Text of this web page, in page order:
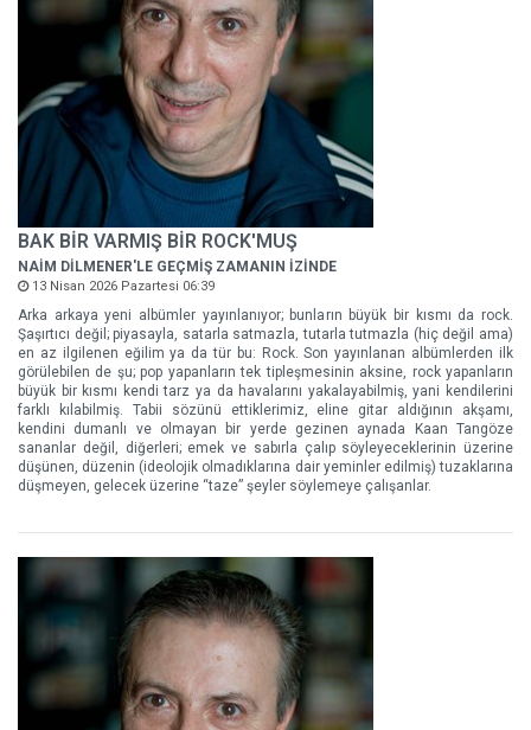
BAK BİR VARMIŞ BİR ROCK'MUŞ
NAİM DİLMENER'LE GEÇMİŞ ZAMANIN İZİNDE
13 Nisan 2026 Pazartesi 06:39
Arka arkaya yeni albümler yayınlanıyor; bunların büyük bir kısmı da rock.
Şaşırtıcı değil; piyasayla, satarla satmazla, tutarla tutmazla (hiç değil ama)
en az ilgilenen eğilim ya da tür bu: Rock. Son yayınlanan albümlerden ilk
görülebilen de şu; pop yapanların tek tipleşmesinin aksine, rock yapanların
büyük bir kısmı kendi tarz ya da havalarını yakalayabilmiş, yani kendilerini
farklı kılabilmiş. Tabii sözünü ettiklerimiz, eline gitar aldığının akşamı,
kendini dumanlı ve olmayan bir yerde gezinen aynada Kaan Tangöze
sananlar değil, diğerleri; emek ve sabırla çalıp söyleyeceklerinin üzerine
düşünen, düzenin (ideolojik olmadıklarına dair yeminler edilmiş) tuzaklarına
düşmeyen, gelecek üzerine “taze” şeyler söylemeye çalışanlar.